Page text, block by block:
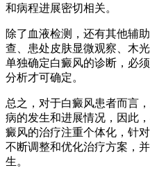
和病程进展密切相关。
除了血液检测，还有其他辅
查、患处皮肤显微观察、木
单独确定白癜风的诊断，必
分析才可确定。
总之，对于白癜风患者而言
病的发生和进展情况，因此
癜风的治疗注重个体化，针
不断调整和优化治疗方案，
生。